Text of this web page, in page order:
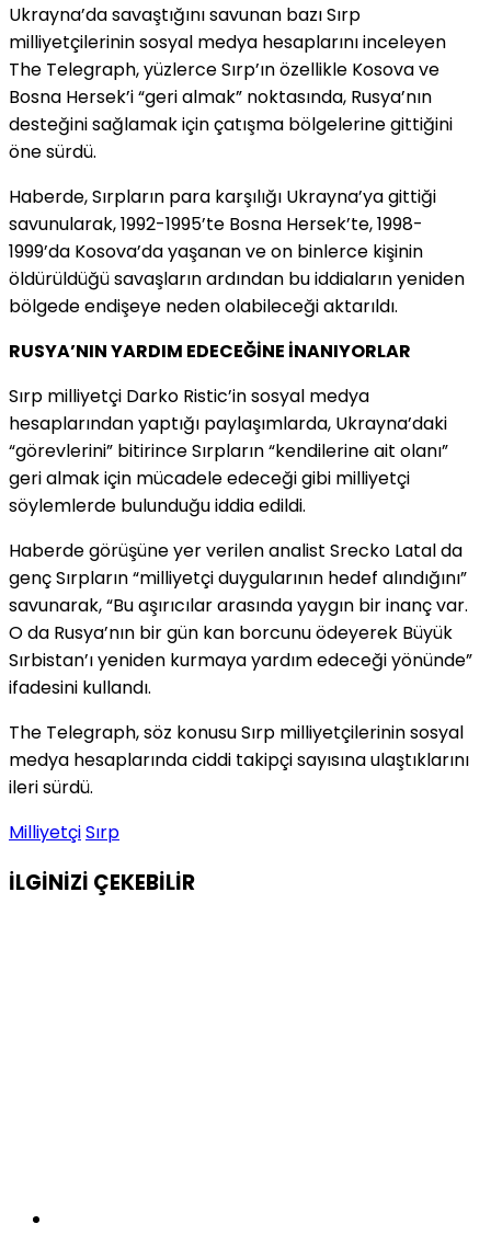
Ukrayna’da savaştığını savunan bazı Sırp
milliyetçilerinin sosyal medya hesaplarını inceleyen
The Telegraph, yüzlerce Sırp’ın özellikle Kosova ve
Bosna Hersek’i “geri almak” noktasında, Rusya’nın
desteğini sağlamak için çatışma bölgelerine gittiğini
öne sürdü.
Haberde, Sırpların para karşılığı Ukrayna’ya gittiği
savunularak, 1992-1995’te Bosna Hersek’te, 1998-
1999’da Kosova’da yaşanan ve on binlerce kişinin
öldürüldüğü savaşların ardından bu iddiaların yeniden
bölgede endişeye neden olabileceği aktarıldı.
RUSYA’NIN YARDIM EDECEĞİNE İNANIYORLAR
Sırp milliyetçi Darko Ristic’in sosyal medya
hesaplarından yaptığı paylaşımlarda, Ukrayna’daki
“görevlerini” bitirince Sırpların “kendilerine ait olanı”
geri almak için mücadele edeceği gibi milliyetçi
söylemlerde bulunduğu iddia edildi.
Haberde görüşüne yer verilen analist Srecko Latal da
genç Sırpların “milliyetçi duygularının hedef alındığını”
savunarak, “Bu aşırıcılar arasında yaygın bir inanç var.
O da Rusya’nın bir gün kan borcunu ödeyerek Büyük
Sırbistan’ı yeniden kurmaya yardım edeceği yönünde”
ifadesini kullandı.
The Telegraph, söz konusu Sırp milliyetçilerinin sosyal
medya hesaplarında ciddi takipçi sayısına ulaştıklarını
ileri sürdü.
MilliyetçiSırp
İLGİNİZİ ÇEKEBİLİR